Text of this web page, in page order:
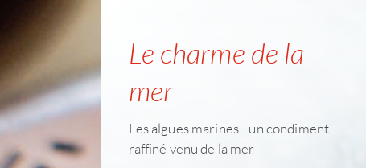
Le charme de la
mer
Les algues marines - un condiment
raffiné venu de la mer